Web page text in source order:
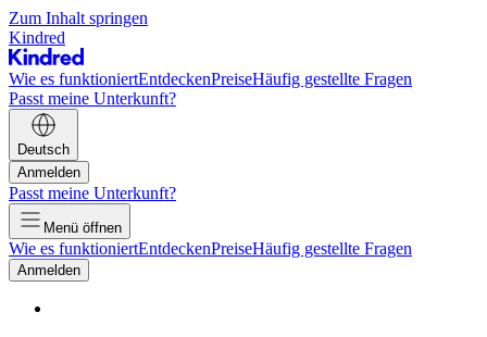
Zum Inhalt springen
Kindred
Wie es funktioniertEntdeckenPreiseHäufig gestellte Fragen
Passt meine Unterkunft?
Deutsch
Anmelden
Passt meine Unterkunft?
Menü öffnen
Wie es funktioniertEntdeckenPreiseHäufig gestellte Fragen
Anmelden